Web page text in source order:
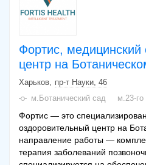
Фортис, медицинский
центр на
Харьков
пр-т Науки, 46
м.Ботанический сад
м.23-го
Фортис — это
оздоровительный центр на
направление работы —
терапия заболеваний